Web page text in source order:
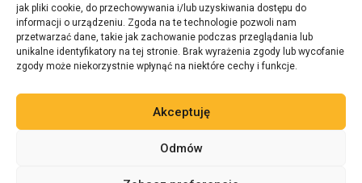
jak pliki cookie, do przechowywania i/lub uzyskiwania dostępu do
informacji o urządzeniu. Zgoda na te technologie pozwoli nam
przetwarzać dane, takie jak zachowanie podczas przeglądania lub
unikalne identyfikatory na tej stronie. Brak wyrażenia zgody lub wycofanie
zgody może niekorzystnie wpłynąć na niektóre cechy i funkcje.
Akceptuję
Odmów